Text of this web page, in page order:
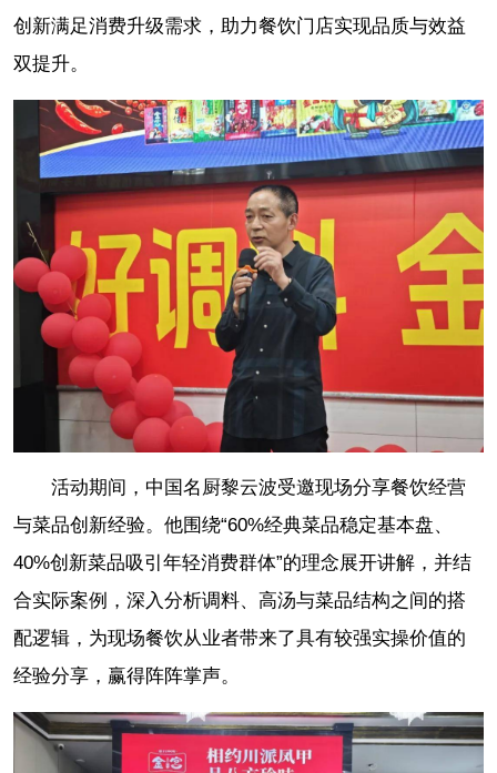
创新满足消费升级需求，助力餐饮门店实现品质与效益
双提升。
活动期间，中国名厨黎云波受邀现场分享餐饮经营
与菜品创新经验。他围绕“60%经典菜品稳定基本盘、
40%创新菜品吸引年轻消费群体”的理念展开讲解，并结
合实际案例，深入分析调料、高汤与菜品结构之间的搭
配逻辑，为现场餐饮从业者带来了具有较强实操价值的
经验分享，赢得阵阵掌声。